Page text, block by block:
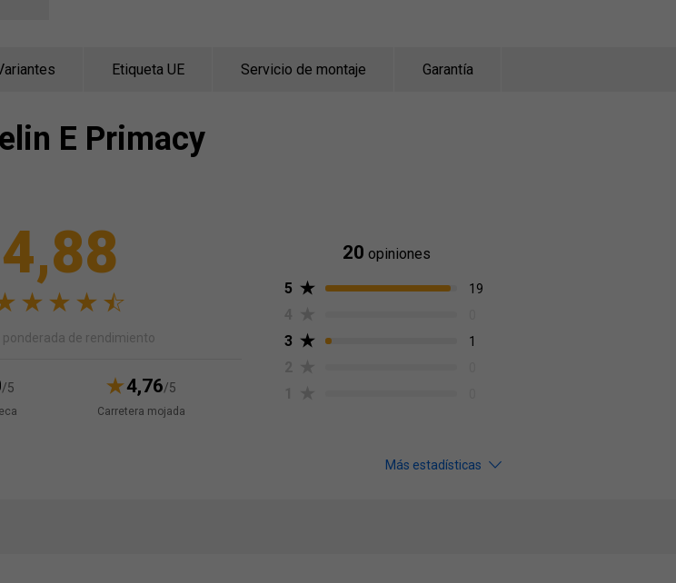
Etiqueta UE Servicio de montaje Garantía
E Primacy
4,88
ponderada de rendimiento
/5 4,76/5
Carretera mojada
20 opiniones
5
19
3 1
Más estadísticas